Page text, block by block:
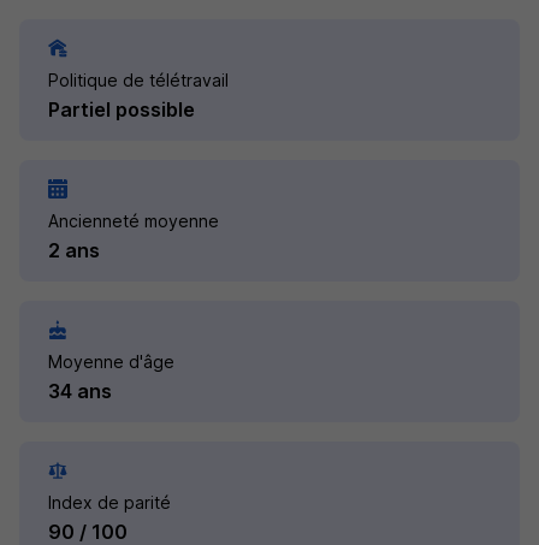
Politique de télétravail
Partiel possible
Ancienneté moyenne
2 ans
Moyenne d'âge
34 ans
Index de parité
90 / 100